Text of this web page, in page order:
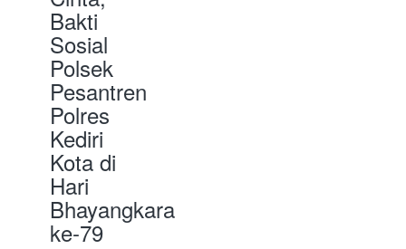
Bakti
Sosial
Polsek
Pesantren
Polres
Kediri
Kota di
Hari
Bhayangkara
ke-79